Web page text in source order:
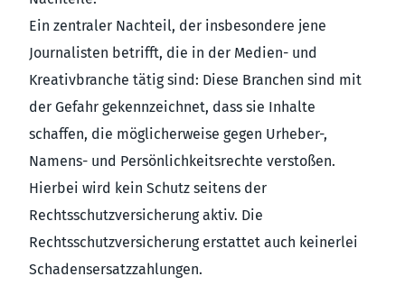
Ein zentraler Nachteil, der insbesondere jene
Journalisten betrifft, die in der Medien- und
Kreativbranche tätig sind: Diese Branchen sind mit
der Gefahr gekennzeichnet, dass sie Inhalte
schaffen, die möglicherweise gegen Urheber-,
Namens- und Persönlichkeitsrechte verstoßen.
Hierbei wird kein Schutz seitens der
Rechtsschutzversicherung aktiv. Die
Rechtsschutzversicherung erstattet auch keinerlei
Schadensersatzzahlungen.